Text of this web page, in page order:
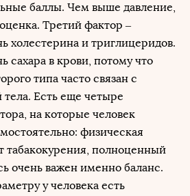
баллы. Чем выше давление,
Третий фактор –
холестерина и триглицеридов.
сахара в крови, потому что
типа часто связан с
Есть еще четыре
на которые человек
физическая
табакокурения, полноценный
очень важен именно баланс.
у человека есть